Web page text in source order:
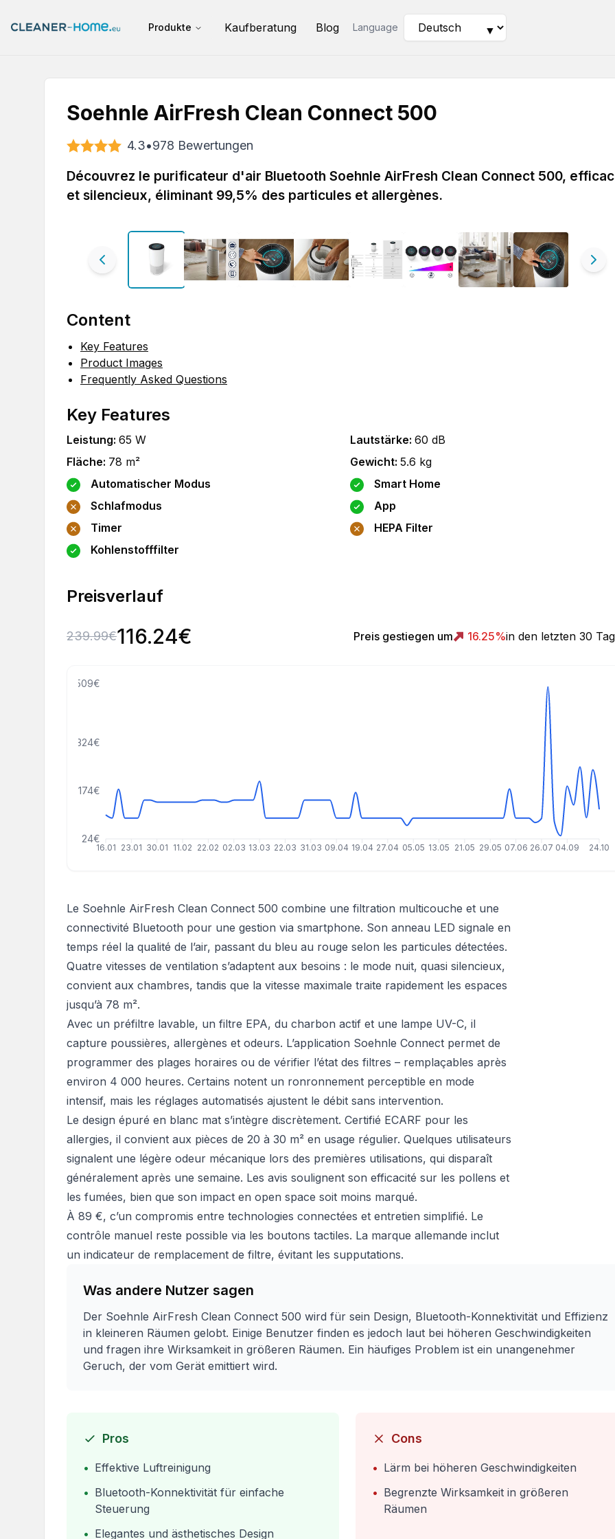
Produkte Kaufberatung Blog Language ▼
Soehnle AirFresh Clean Connect 500
4.3•978 Bewertungen
Découvrez le purificateur d'air Bluetooth Soehnle AirFresh Clean Connect 500,
et silencieux, éliminant 99,5% des particules et allergènes.
Content
Key Features
Product Images
Frequently Asked Questions
Key Features
Leistung: 65 W Lautstärke: 60 dB
Fläche: 78 m² Gewicht: 5.6 kg
Automatischer Modus
Smart Home
Schlafmodus
App
Timer
HEPA Filter
Kohlenstofffilter
Preisverlauf
239.99€116.24€ Preis gestiegen um 16.25%in den letzten 30
16.01 23.01 30.01 11.02 22.02 02.03 13.03 22.03 31.03 09.04 19.04 27.04 05.05 13.05 21.05 29.05 07.06 26.07 04.09 24.10
24€
174€
324€
509€
Le Soehnle AirFresh Clean Connect 500 combine une filtration multicouche et une
connectivité Bluetooth pour une gestion via smartphone. Son anneau LED signale en
temps réel la qualité de l’air, passant du bleu au rouge selon les particules détectées.
Quatre vitesses de ventilation s’adaptent aux besoins : le mode nuit, quasi silencieux,
convient aux chambres, tandis que la vitesse maximale traite rapidement les espaces
jusqu’à 78 m².
Avec un préfiltre lavable, un filtre EPA, du charbon actif et une lampe UV-C, il
capture poussières, allergènes et odeurs. L’application Soehnle Connect permet de
programmer des plages horaires ou de vérifier l’état des filtres – remplaçables après
environ 4 000 heures. Certains notent un ronronnement perceptible en mode
intensif, mais les réglages automatisés ajustent le débit sans intervention.
Le design épuré en blanc mat s’intègre discrètement. Certifié ECARF pour les
allergies, il convient aux pièces de 20 à 30 m² en usage régulier. Quelques utilisateurs
signalent une légère odeur mécanique lors des premières utilisations, qui disparaît
généralement après une semaine. Les avis soulignent son efficacité sur les pollens et
les fumées, bien que son impact en open space soit moins marqué.
À 89 €, c’un compromis entre technologies connectées et entretien simplifié. Le
contrôle manuel reste possible via les boutons tactiles. La marque allemande inclut
un indicateur de remplacement de filtre, évitant les supputations.
Was andere Nutzer sagen
Der Soehnle AirFresh Clean Connect 500 wird für sein Design, Bluetooth-Konnektivität und Effizienz
in kleineren Räumen gelobt. Einige Benutzer finden es jedoch laut bei höheren Geschwindigkeiten
und fragen ihre Wirksamkeit in größeren Räumen. Ein häufiges Problem ist ein unangenehmer
Geruch, der vom Gerät emittiert wird.
Pros
• Effektive Luftreinigung
• Bluetooth-Konnektivität für einfache
Steuerung
• Elegantes und ästhetisches Design
Cons
• Lärm bei höheren Geschwindigkeiten
• Begrenzte Wirksamkeit in größeren
Räumen